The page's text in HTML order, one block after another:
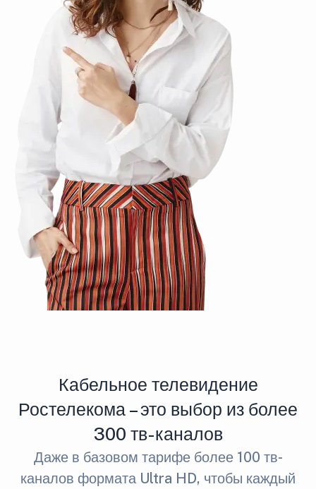
Кабельное телевидение
Ростелекома – это выбор из более
300 тв-каналов
Даже в базовом тарифе более 100 тв-
каналов формата Ultra HD, чтобы каждый